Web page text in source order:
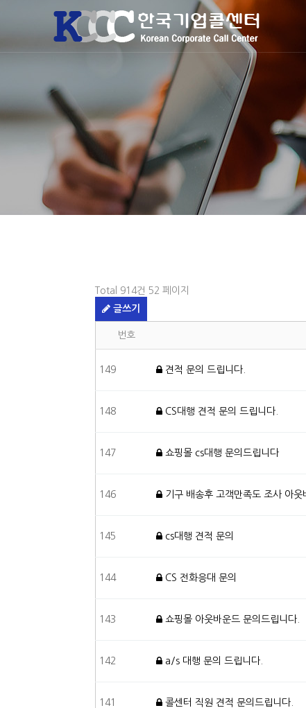
Total 914건 52 페이지
글쓰기
번호
149 견적 문의 드립니다.
148 CS대행 견적 문의 드립니다.
147 쇼핑몰 cs대행 문의드립니다
146 기구 배송후 고객만족도 조사 아웃
145 cs대행 견적 문의
144 CS 전화응대 문의
143 쇼핑몰 아웃바운드 문의드립니다.
142 a/s 대행 문의 드립니다.
141 콜센터 직원 견적 문의드립니다.